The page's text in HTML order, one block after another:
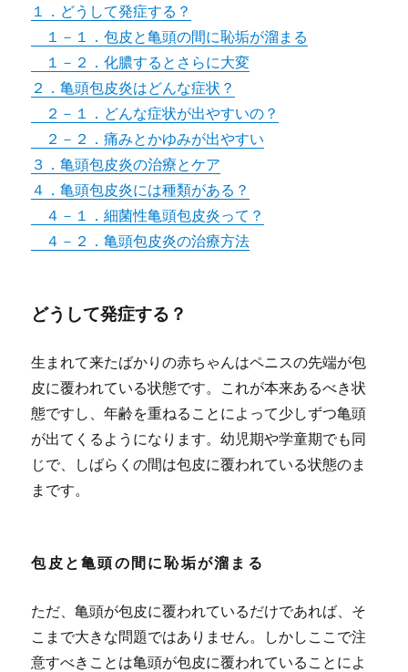
１．どうして発症する？
１－１．包皮と亀頭の間に恥垢が溜まる
１－２．化膿するとさらに大変
２．亀頭包皮炎はどんな症状？
２－１．どんな症状が出やすいの？
２－２．痛みとかゆみが出やすい
３．亀頭包皮炎の治療とケア
４．亀頭包皮炎には種類がある？
４－１．細菌性亀頭包皮炎って？
４－２．亀頭包皮炎の治療方法
どうして発症する？
生まれて来たばかりの赤ちゃんはペニスの先端が包
皮に覆われている状態です。 これが本来あるべき状
態ですし、年齢を重ねることによって少しずつ亀頭
が出てくるようになります。幼児期や学童期でも同
じで、しばらくの間は包皮に覆われている状態のま
まです。
包皮と亀頭の間に恥垢が溜まる
ただ、亀頭が包皮に覆われているだけであれば、そ
こまで大きな問題ではありません。しかしここで注
意すべきことは亀頭が包皮に覆われていることによ